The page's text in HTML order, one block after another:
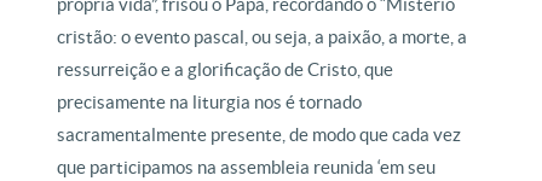
própria vida”, frisou o Papa, recordando o “Mistério
cristão: o evento pascal, ou seja, a paixão, a morte, a
ressurreição e a glorificação de Cristo, que
precisamente na liturgia nos é tornado
sacramentalmente presente, de modo que cada vez
que participamos na assembleia reunida ‘em seu